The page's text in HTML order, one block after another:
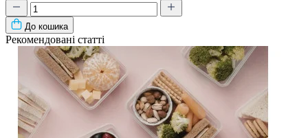
До кошика
Рекомендовані статті